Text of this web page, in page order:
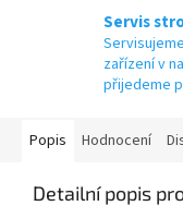
Servis
zařízení v
přijedeme
Popis Hodnocení
Detailní popis